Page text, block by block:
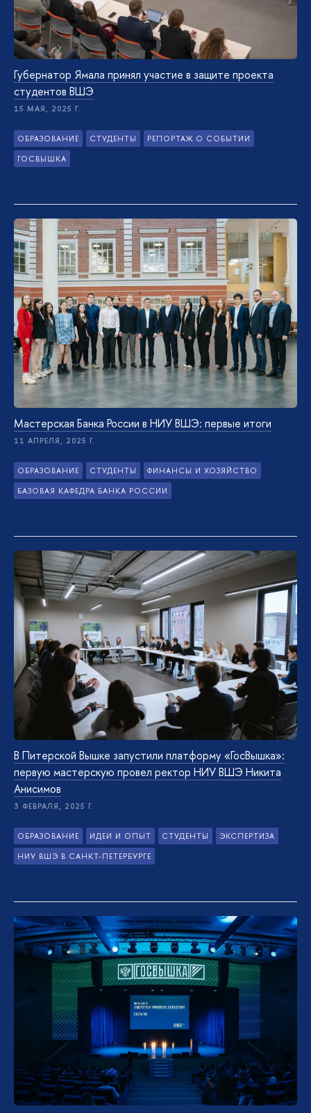
Губернатор Ямала принял участие в защите проекта
студентов ВШЭ
15 МАЯ, 2025 Г.
ОБРАЗОВАНИЕ СТУДЕНТЫ РЕПОРТАЖ О СОБЫТИИ
ГОСВЫШКА
Мастерская Банка России в НИУ ВШЭ: первые итоги
11 АПРЕЛЯ, 2025 Г.
ОБРАЗОВАНИЕ СТУДЕНТЫ ФИНАНСЫ И ХОЗЯЙСТВО
БАЗОВАЯ КАФЕДРА БАНКА РОССИИ
В Питерской Вышке запустили платформу «ГосВышка»:
первую мастерскую провел ректор НИУ ВШЭ Никита
Анисимов
3 ФЕВРАЛЯ, 2025 Г.
ОБРАЗОВАНИЕ ИДЕИ И ОПЫТ СТУДЕНТЫ ЭКСПЕРТИЗА
НИУ ВШЭ В САНКТ-ПЕТЕРБУРГЕ